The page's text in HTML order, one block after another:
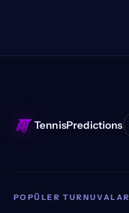
TennisPredictions
POPÜLER TURNUVALAR